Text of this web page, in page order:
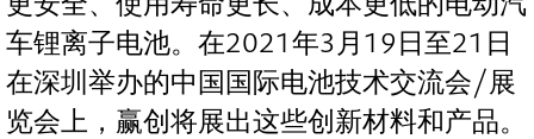
车锂离子电池。在2021年3月19日至21日
在深圳举办的中国国际电池技术交流会/展
览会上，赢创将展出这些创新材料和产品。